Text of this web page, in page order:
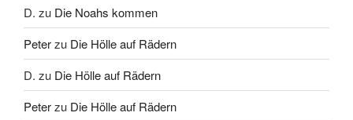
D. zu Die Noahs kommen
Peterzu Die Hölle auf Rädern
D. zu Die Hölle auf Rädern
Peterzu Die Hölle auf Rädern